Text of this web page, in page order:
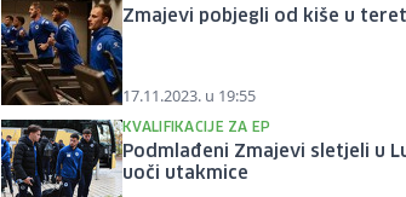
Zmajevi pobjegli od kiše u
17.11.2023. u 19:55
KVALIFIKACIJE ZA EP
Podmlađeni Zmajevi sletjeli u
uoči utakmice